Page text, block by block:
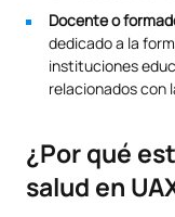
Docente o
dedicado a la
instituciones
relacionados con
¿Por qué
salud en